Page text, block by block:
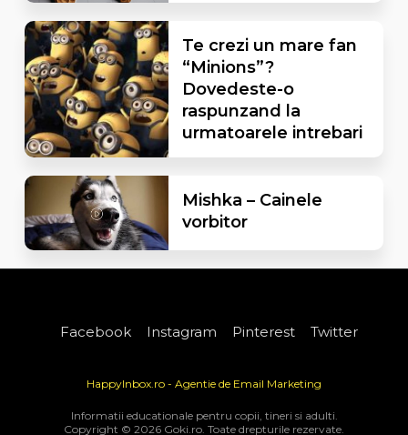
Te crezi un mare fan
“Minions”?
Dovedeste-o
raspunzand la
urmatoarele intrebari
Mishka – Cainele
vorbitor
Facebook Instagram Pinterest Twitter
HappyInbox.ro - Agentie de Email Marketing
Informatii educationale pentru copii, tineri si adulti.
Copyright © 2026 Goki.ro. Toate drepturile rezervate.